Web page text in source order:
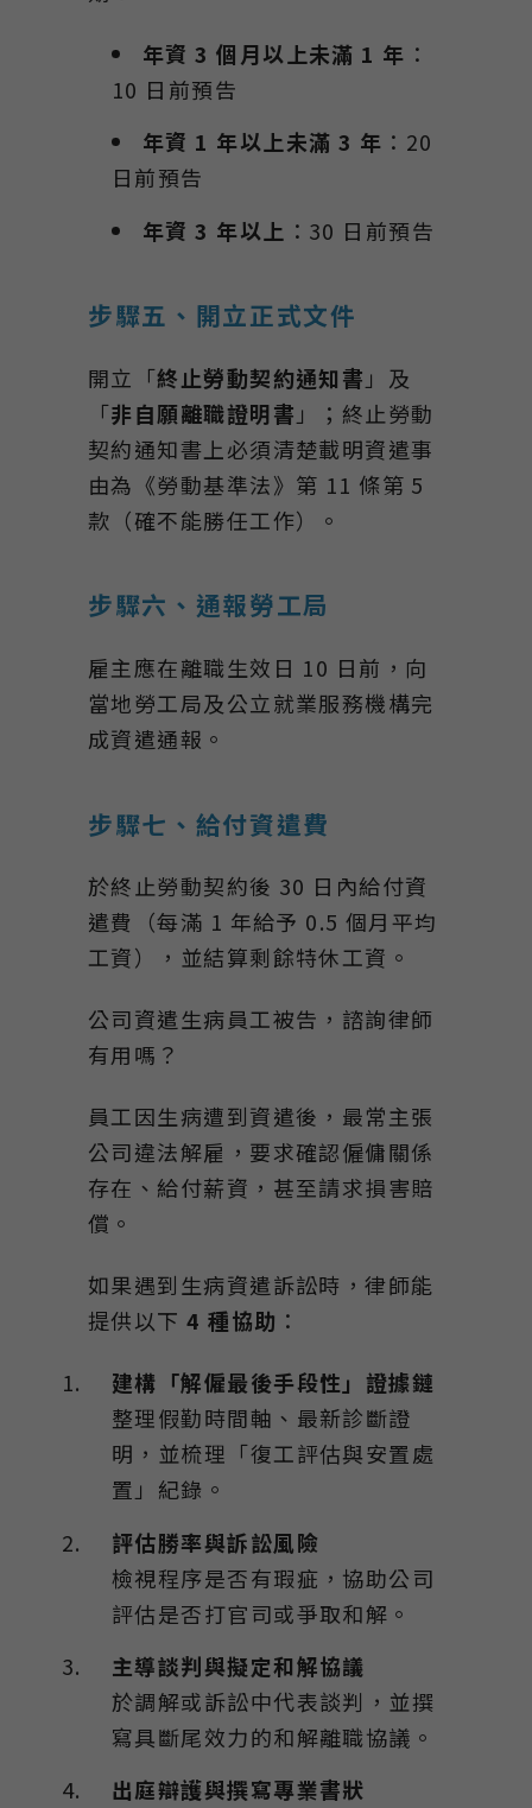
年資 3個月以上未滿 1 年 ：
10 日前預告
年資 1 年以上未滿 3 年 ：20
日前預告
年資 3 年以上 ：30 日前預告
步驟五、開立正式文件
開立「終止勞動契約通知書 」及
「非自願離職證明書 」；終止勞動
契約通知書上必須清楚載明資遣事
由為《勞動基準法》第 11 條第 5
款（確不能勝任工作）。
步驟六、通報勞工局
雇主應在離職生效日 10 日前，向
當地勞工局及公立就業服務機構完
成資遣通報。
步驟七、給付資遣費
於終止勞動契約後 30 日內給付資
遣費（每滿 1 年給予 0.5 個月平均
工資），並結算剩餘特休工資。
公司資遣生病員工被告，諮詢律師
有用嗎？
員工因生病遭到資遣後，最常主張
公司違法解雇，要求確認僱傭關係
存在、給付薪資，甚至請求損害賠
償。
如果遇到生病資遣訴訟時，律師能
提供以下4種協助 ：
建構「解僱最後手段性」證據鏈
整理假勤時間軸、最新診斷證
明，並梳理「復工評估與安置處
置」紀錄。
評估勝率與訴訟風險
檢視程序是否有瑕疵，協助公司
評估是否打官司或爭取和解。
主導談判與擬定和解協議
於調解或訴訟中代表談判，並撰
寫具斷尾效力的和解離職協議。
出庭辯護與撰寫專業書狀